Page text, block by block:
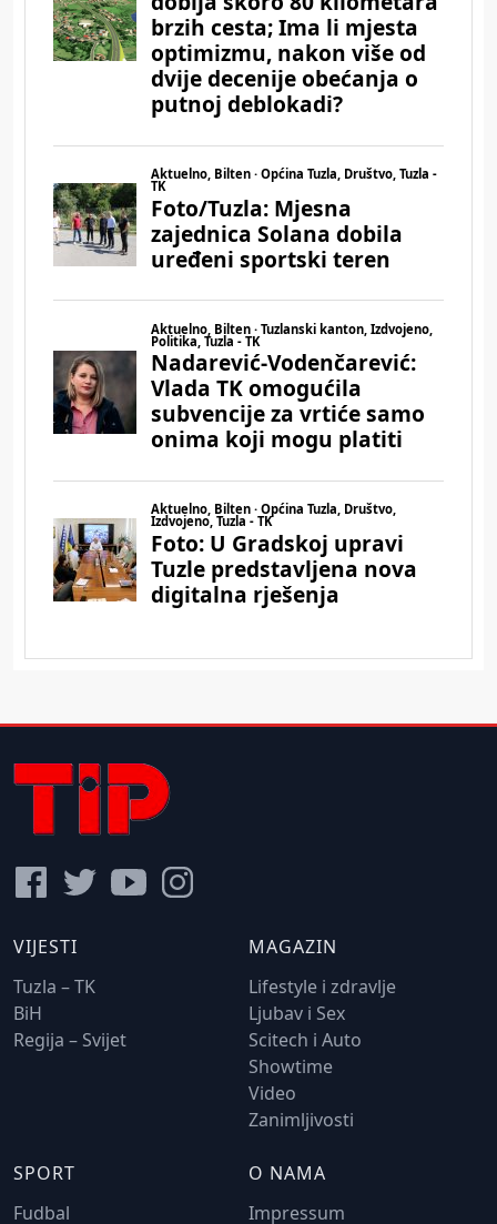
VIJESTI
Tuzla – TK
BiH
Regija – Svijet
MAGAZIN
Lifestyle i zdravlje
Ljubav i Sex
Scitech i Auto
Showtime
Video
Zanimljivosti
SPORT
Fudbal
O NAMA
Impressum